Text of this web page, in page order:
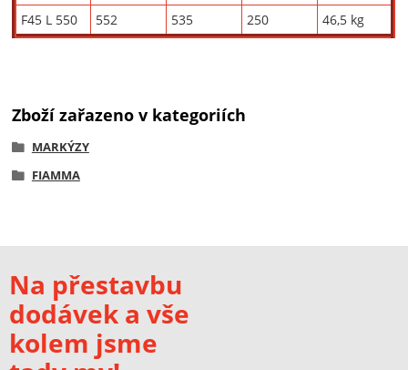
F45 L 550
552 535 250 46,5 kg
Zboží zařazeno v kategoriích
MARKÝZY
FIAMMA
Na přestavbu
dodávek a vše
kolem jsme